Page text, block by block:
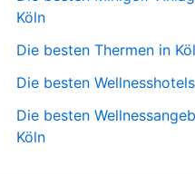
Köln
Die besten Thermen in
Die besten
Die besten
Köln